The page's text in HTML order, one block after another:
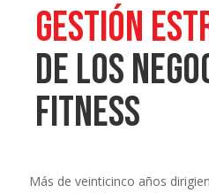
GESTIÓN
DE LOS
FITNESS
Más de veinticinco años